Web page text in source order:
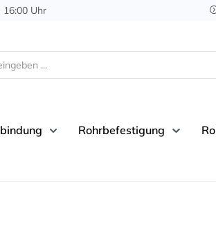
Uhr
Rohrbefestigung